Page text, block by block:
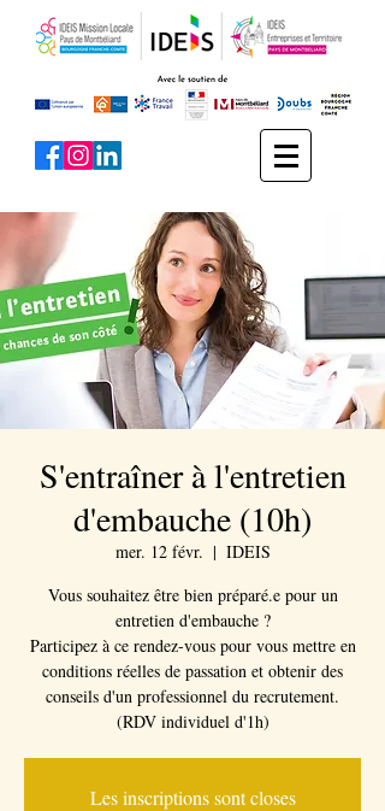
S'entraîner à l'entretien
d'embauche (10h)
mer. 12 févr.
  |
IDEIS
Vous souhaitez être bien préparé.e pour un
entretien d'embauche ?
Participez à ce rendez-vous pour vous mettre en
conditions réelles de passation et obtenir des
conseils d'un professionnel du recrutement.
(RDV individuel d'1h)
Les inscriptions sont closes